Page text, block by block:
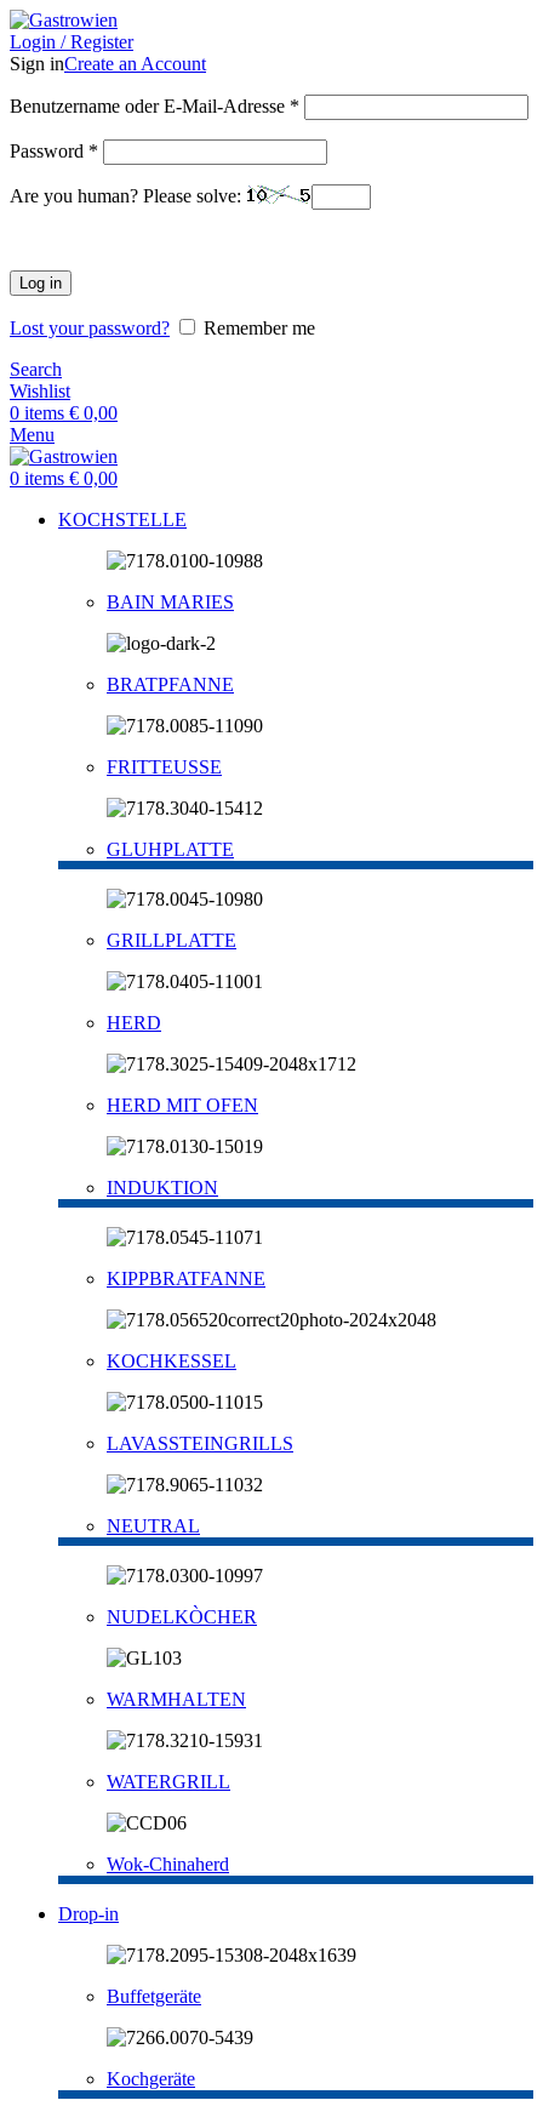
Login / Register
Sign inCreate an Account
Benutzername oder E-Mail-Adresse *
Password *
Are you human? Please solve:
Log in
Lost your password?
Remember me
Search
Wishlist
0 items € 0,00
Menu
0 items € 0,00
KOCHSTELLE
BAIN MARIES
BRATPFANNE
FRITTEUSSE
GLUHPLATTE
GRILLPLATTE
HERD
HERD MIT OFEN
INDUKTION
KIPPBRATFANNE
KOCHKESSEL
LAVASSTEINGRILLS
NEUTRAL
NUDELKÒCHER
WARMHALTEN
WATERGRILL
Wok-Chinaherd
Drop-in
Buffetgeräte
Kochgeräte